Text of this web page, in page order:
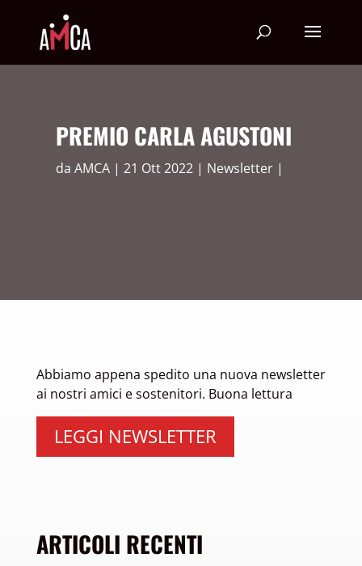
PREMIO CARLA AGUSTONI
da AMCA 21 Ott 2022 Newsletter
Abbiamo appena spedito una nuova newsletter
ai nostri amici e sostenitori. Buona lettura
LEGGI NEWSLETTER
ARTICOLI RECENTI